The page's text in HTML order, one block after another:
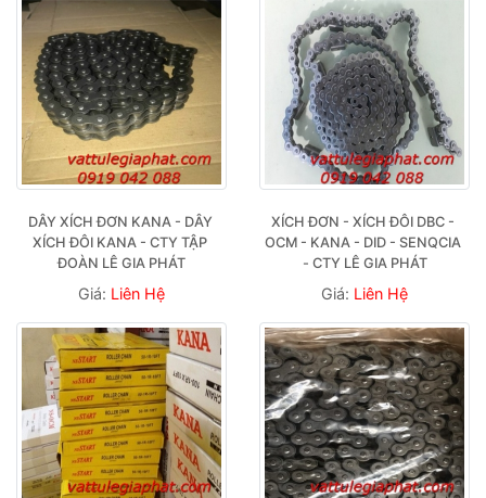
DÂY XÍCH ĐƠN KANA - DÂY
XÍCH ĐÔI KANA - CTY TẬP
ĐOÀN LÊ GIA PHÁT
Giá: Liên Hệ
XÍCH ĐƠN - XÍCH ĐÔI DBC -
OCM - KANA - DID - SENQCIA
- CTY LÊ GIA PHÁT
Giá: Liên Hệ